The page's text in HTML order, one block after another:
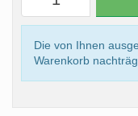
Die von Ihnen
Warenkorb